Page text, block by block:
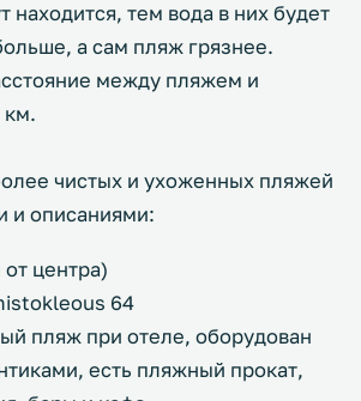
находится, тем вода в них будет
а сам пляж грязнее.
между пляжем и
км.
чистых и ухоженных пляжей
и описаниями:
центра)
64
пляж при отеле, оборудован
есть пляжный прокат,